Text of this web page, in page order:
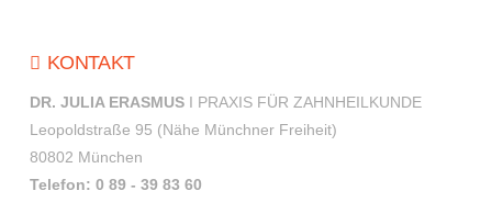
KONTAKT
DR. JULIA ERASMUSI PRAXIS FÜR ZAHNHEILKUNDE
Leopoldstraße 95 (Nähe Münchner Freiheit)
80802 München
Telefon: 0 89 - 39 83 60